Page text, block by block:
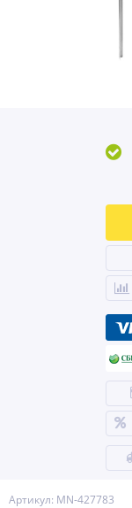
Артикул: MN-427783